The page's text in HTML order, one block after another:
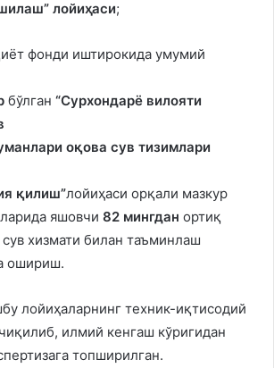
лойиҳаси;
фонди иштирокида умумий
бўлган “Сурхондарё вилояти
оқова сув тизимлари
қилиш”лойиҳаси орқали мазкур
яшовчи 82 мингдан ортиқ
хизмати билан таъминлаш
ошириш.
лойиҳаларнинг техник-иқтисодий
илмий кенгаш кўригидан
топширилган.